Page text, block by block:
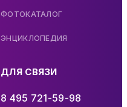
ФОТОКАТАЛОГ
ЭНЦИКЛОПЕДИЯ
ДЛЯ СВЯЗИ
8 495 721-59-98